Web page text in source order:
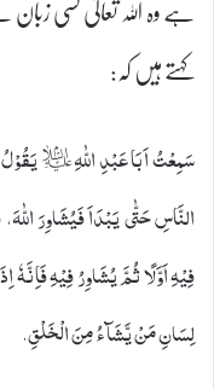
کہتے ہیں کہ:
سَمِعْتُ اَبَا عَبْدِ اللّٰهِؑ يَقُوْلُ:
النَّاسِ حَتّٰى يَبْدَاَ فَيُشَاوِرَ
فِيْهِ اَوَّلًا ثُمَّ يُشَاوِرُ فِيْهِ فَاِنَّهٗ
لِسَانِ مَنْ يَّشَآءُ مِنَ الْخَلْقِ.